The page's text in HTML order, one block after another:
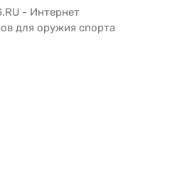
- Интернет
для оружия спорта